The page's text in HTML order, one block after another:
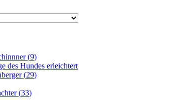
(9)
des Hundes erleichtert
(29)
(33)